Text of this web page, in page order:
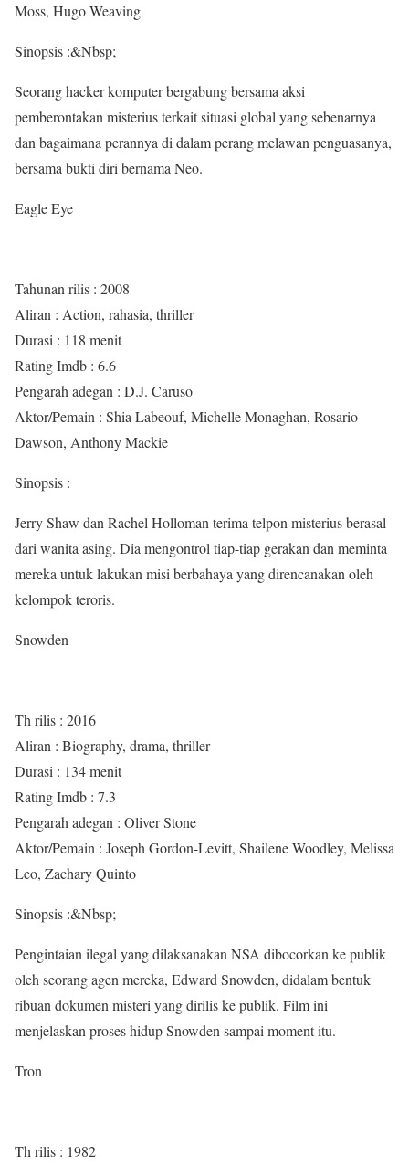
Moss, Hugo Weaving
Sinopsis :&Nbsp;
Seorang hacker komputer bergabung bersama aksi
pemberontakan misterius terkait situasi global yang sebenarnya
dan bagaimana perannya di dalam perang melawan penguasanya,
bersama bukti diri bernama Neo.
Eagle Eye
Tahunan rilis : 2008
Aliran : Action, rahasia, thriller
Durasi : 118 menit
Rating Imdb : 6.6
Pengarah adegan : D.J. Caruso
Aktor/Pemain : Shia Labeouf, Michelle Monaghan, Rosario
Dawson, Anthony Mackie
Sinopsis :
Jerry Shaw dan Rachel Holloman terima telpon misterius berasal
dari wanita asing. Dia mengontrol tiap-tiap gerakan dan meminta
mereka untuk lakukan misi berbahaya yang direncanakan oleh
kelompok teroris.
Snowden
Th rilis : 2016
Aliran : Biography, drama, thriller
Durasi : 134 menit
Rating Imdb : 7.3
Pengarah adegan : Oliver Stone
Aktor/Pemain : Joseph Gordon-Levitt, Shailene Woodley, Melissa
Leo, Zachary Quinto
Sinopsis :&Nbsp;
Pengintaian ilegal yang dilaksanakan NSA dibocorkan ke publik
oleh seorang agen mereka, Edward Snowden, didalam bentuk
ribuan dokumen misteri yang dirilis ke publik. Film ini
menjelaskan proses hidup Snowden sampai moment itu.
Tron
Th rilis : 1982